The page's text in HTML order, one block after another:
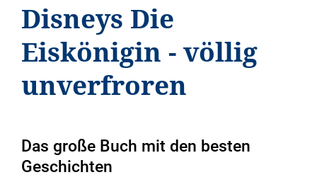
Disneys Die
Eiskönigin - völlig
unverfroren
Das große Buch mit den besten
Geschichten